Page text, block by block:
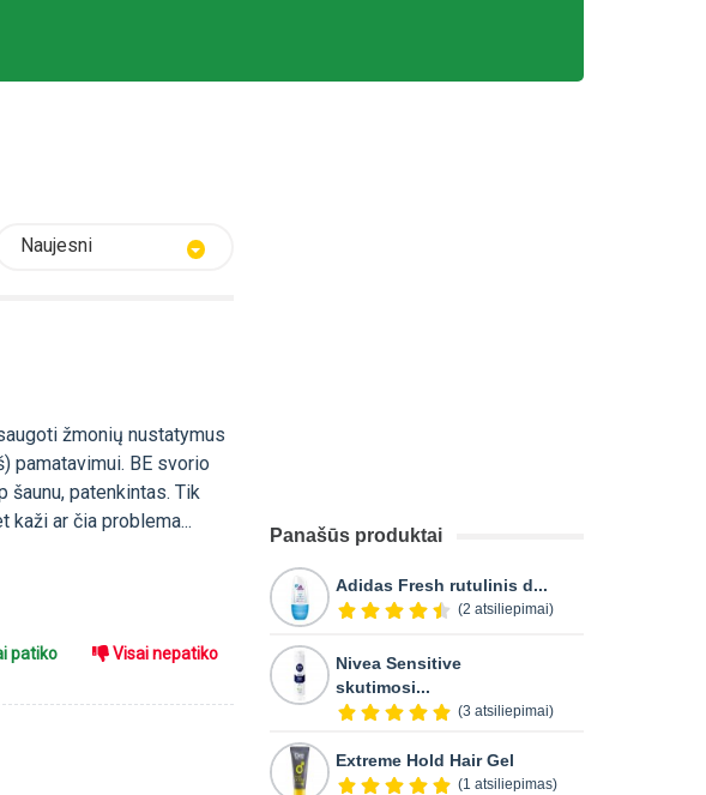
Naujesni
žmonių nustatymus
pamatavimui. BE svorio
šaunu, patenkintas. Tik
kaži ar čia problema...
patiko Visai nepatiko
Panašūs produktai
Adidas Fresh rutulinis d...
(2 atsiliepimai)
Nivea Sensitive
skutimosi...
(3 atsiliepimai)
Extreme Hold Hair Gel
(1 atsiliepimas)